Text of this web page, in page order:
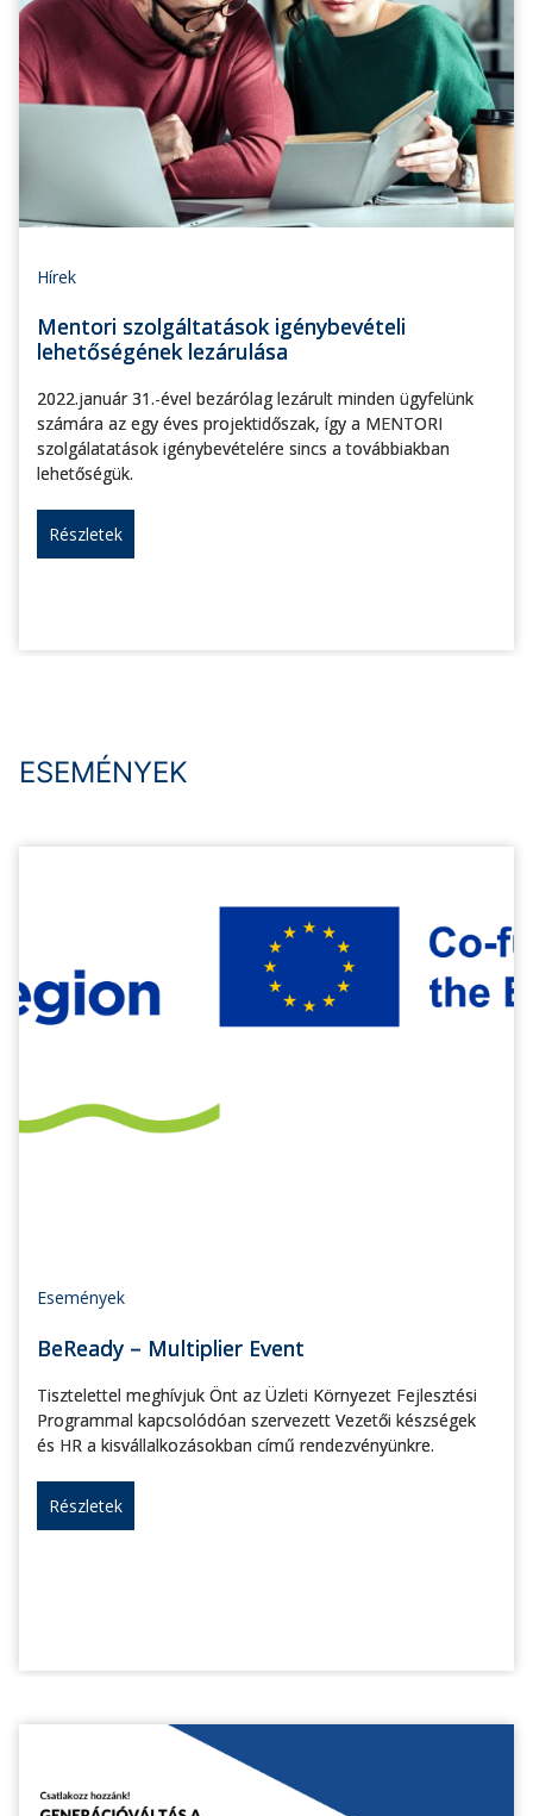
Hírek
Mentori szolgáltatások igénybevételi
lehetőségének lezárulása
2022.január 31.-ével bezárólag lezárult minden ügyfelünk
számára az egy éves projektidőszak, így a MENTORI
szolgálatatások igénybevételére sincs a továbbiakban
lehetőségük.
Részletek
ESEMÉNYEK
Események
BeReady – Multiplier Event
Tisztelettel meghívjuk Önt az Üzleti Környezet Fejlesztési
Programmal kapcsolódóan szervezett Vezetői készségek
és HR a kisvállalkozásokban című rendezvényünkre.
Részletek